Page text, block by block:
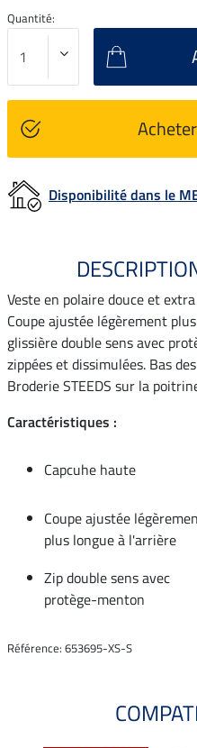
Quantité:
Disponibilité dans le
Veste en polaire douce et
Coupe ajustée légèrement
glissière double sens avec
zippées et dissimulées. Bas
Broderie STEEDS sur la
Caractéristiques :
Capcuhe haute
Coupe ajustée
plus longue à l'arrière
Zip double sens avec
protège-menton
Référence: 653695-XS-S